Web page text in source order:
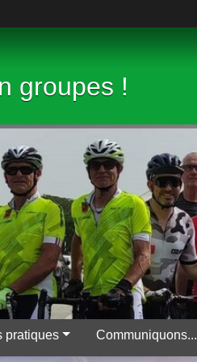
groupes !
pratiques Communiquons...